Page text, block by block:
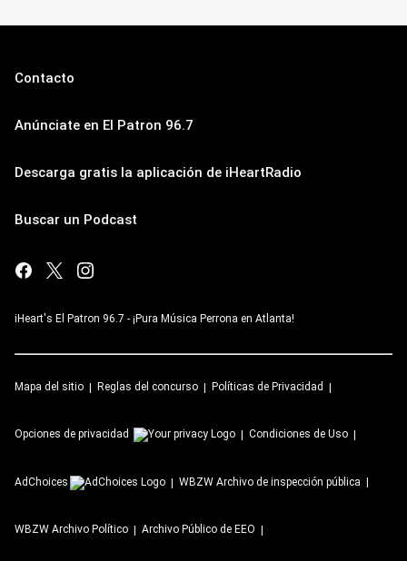
Contacto
Anúnciate en El Patron 96.7
Descarga gratis la aplicación de iHeartRadio
Buscar un Podcast
iHeart's El Patron 96.7 - ¡Pura Música Perrona en Atlanta!
Mapa del sitio Reglas del concurso Políticas de Privacidad
Opciones de privacidad Condiciones de Uso
AdChoices WBZW Archivo de inspección pública
WBZW Archivo Político Archivo Público de EEO